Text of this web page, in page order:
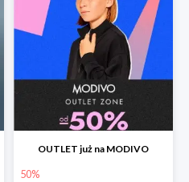
OUTLET już na MODIVO
50%